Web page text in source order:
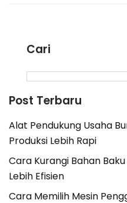
Cari
Post Terbaru
Alat Pendukung Usaha
Produksi Lebih Rapi
Cara Kurangi Bahan
Lebih Efisien
Cara Memilih Mesin